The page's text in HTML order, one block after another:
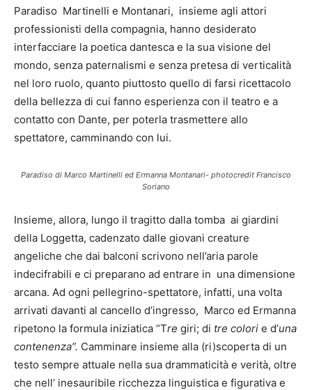
Paradiso Martinelli e Montanari, insieme agli attori
professionisti della compagnia, hanno desiderato
interfacciare la poetica dantesca e la sua visione del
mondo, senza paternalismi e senza pretesa di verticalità
nel loro ruolo, quanto piuttosto quello di farsi ricettacolo
della bellezza di cui fanno esperienza con il teatro e a
contatto con Dante, per poterla trasmettere allo
spettatore, camminando con lui.
Paradiso di Marco Martinelli ed Ermanna Montanari- photocredit Francisco
Soriano
Insieme, allora, lungo il tragitto dalla tomba ai giardini
della Loggetta, cadenzato dalle giovani creature
angeliche che dai balconi scrivono nell’aria parole
indecifrabili e ci preparano ad entrare in una dimensione
arcana. Ad ogni pellegrino-spettatore, infatti, una volta
arrivati davanti al cancello d’ingresso, Marco ed Ermanna
ripetono la formula iniziatica “Tre giri; di tre colori e d’una
contenenza”. Camminare insieme alla (ri)scoperta di un
testo sempre attuale nella sua drammaticità e verità, oltre
che nell’ inesauribile ricchezza linguistica e figurativa e